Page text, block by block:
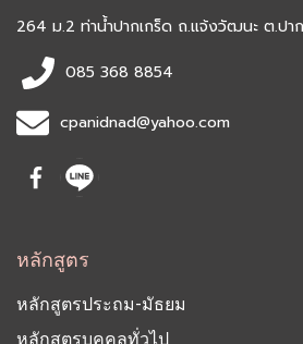
264 ม.2 ท่าน้ำปากเกร็ด ถ.แจ้งวัฒนะ ต.ปาก
085 368 8854
cpanidnad@yahoo.com
หลักสูตร
หลักสูตรประถม-มัธยม
หลักสูตรบุคคลทั่วไป